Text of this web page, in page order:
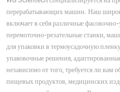
перерабатывающих машин. Наш
включает в себя различные
перемоточно-резательные станки,
для упаковки в термоусадочную
упаковочные решения,
независимо от того, требуется ли вам
пищевых продуктов, медицинских